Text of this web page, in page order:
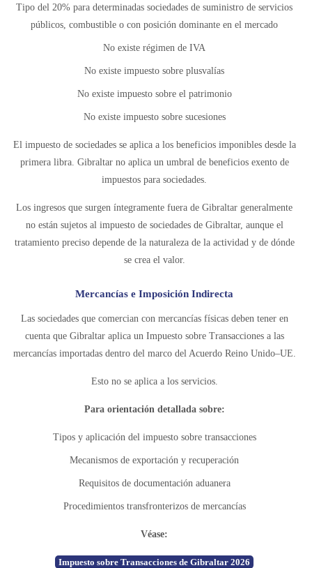
Tipo del 20% para determinadas sociedades de suministro de servicios
públicos, combustible o con posición dominante en el mercado
No existe régimen de IVA
No existe impuesto sobre plusvalías
No existe impuesto sobre el patrimonio
No existe impuesto sobre sucesiones
El impuesto de sociedades se aplica a los beneficios imponibles desde la
primera libra. Gibraltar no aplica un umbral de beneficios exento de
impuestos para sociedades.
Los ingresos que surgen íntegramente fuera de Gibraltar generalmente
no están sujetos al impuesto de sociedades de Gibraltar, aunque el
tratamiento preciso depende de la naturaleza de la actividad y de dónde
se crea el valor.
Mercancías e Imposición Indirecta
Las sociedades que comercian con mercancías físicas deben tener en
cuenta que Gibraltar aplica un Impuesto sobre Transacciones a las
mercancías importadas dentro del marco del Acuerdo Reino Unido–UE.
Esto no se aplica a los servicios.
Para orientación detallada sobre:
Tipos y aplicación del impuesto sobre transacciones
Mecanismos de exportación y recuperación
Requisitos de documentación aduanera
Procedimientos transfronterizos de mercancías
Véase:
Impuesto sobre Transacciones de Gibraltar 2026